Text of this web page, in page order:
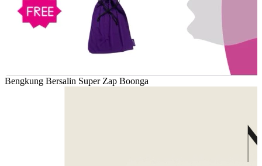
Bengkung Bersalin Super Zap Boonga